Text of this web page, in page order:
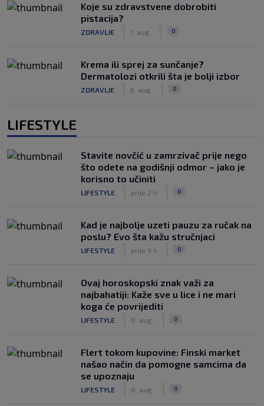
Koje su zdravstvene dobrobiti
pistacija?
ZDRAVLJE 7. aug. 0
Krema ili sprej za sunčanje?
Dermatolozi otkrili šta je bolji izbor
ZDRAVLJE 6. aug. 0
LIFESTYLE
Stavite novčić u zamrzivač prije nego
što odete na godišnji odmor – jako je
korisno to učiniti
LIFESTYLE prije 2 h 0
Kad je najbolje uzeti pauzu za ručak na
poslu? Evo šta kažu stručnjaci
LIFESTYLE prije 9 h 0
Ovaj horoskopski znak važi za
najbahatiji: Kaže sve u lice i ne mari
koga će povrijediti
LIFESTYLE 8. aug. 0
Flert tokom kupovine: Finski market
našao način da pomogne samcima da
se upoznaju
LIFESTYLE 8. aug. 0